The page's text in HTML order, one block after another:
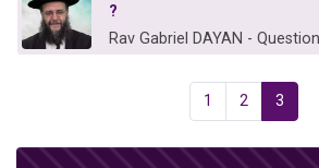
?
Rav Gabriel DAYAN -
1 2 3